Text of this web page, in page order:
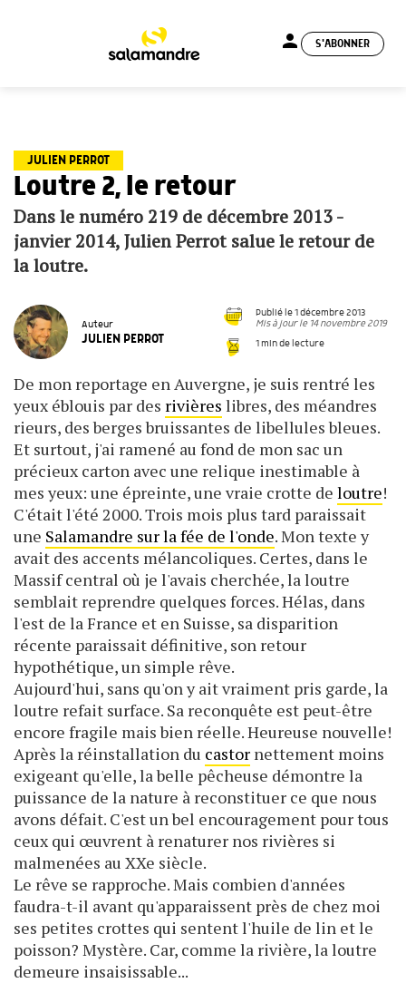
person S'ABONNER
JULIEN PERROT
Loutre 2, le retour
Dans le numéro 219 de décembre 2013 -
janvier 2014, Julien Perrot salue le retour de
la loutre.
Auteur
JULIEN PERROT
Publié le 1 décembre 2013
Mis à jour le 14 novembre 2019
1 min de lecture
De mon reportage en Auvergne, je suis rentré les
yeux éblouis par des rivières libres, des méandres
rieurs, des berges bruissantes de libellules bleues.
Et surtout, j'ai ramené au fond de mon sac un
précieux carton avec une relique inestimable à
mes yeux: une épreinte, une vraie crotte de loutre!
C'était l'été 2000. Trois mois plus tard paraissait
une Salamandre sur la fée de l'onde. Mon texte y
avait des accents mélancoliques. Certes, dans le
Massif central où je l'avais cherchée, la loutre
semblait reprendre quelques forces. Hélas, dans
l'est de la France et en Suisse, sa disparition
récente paraissait définitive, son retour
hypothétique, un simple rêve.
Aujourd'hui, sans qu'on y ait vraiment pris garde, la
loutre refait surface. Sa reconquête est peut-être
encore fragile mais bien réelle. Heureuse nouvelle!
Après la réinstallation du castor nettement moins
exigeant qu'elle, la belle pêcheuse démontre la
puissance de la nature à reconstituer ce que nous
avons défait. C'est un bel encouragement pour tous
ceux qui œuvrent à renaturer nos rivières si
malmenées au XXe siècle.
Le rêve se rapproche. Mais combien d'années
faudra-t-il avant qu'apparaissent près de chez moi
ses petites crottes qui sentent l'huile de lin et le
poisson? Mystère. Car, comme la rivière, la loutre
demeure insaisissable...